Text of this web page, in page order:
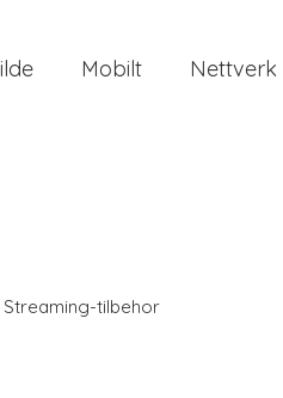
Mobilt Nettverk
Streaming-tilbehor